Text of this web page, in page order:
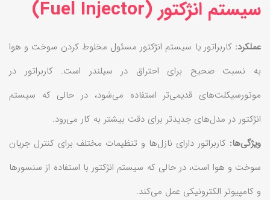
سیستم انژکتور (Fuel Injector)
عملکرد: کاربراتور یا سیستم انژکتور مسئول مخلوط کردن سوخت و هوا
به نسبت صحیح برای احتراق در سیلندر است. کاربراتور در
موتورسیکلت‌های قدیمی‌تر استفاده می‌شود، در حالی که سیستم
انژکتور در مدل‌های جدیدتر برای دقت بیشتر به کار می‌رود.
ویژگی‌ها: کاربراتور دارای نازل‌ها و تنظیمات مختلف برای کنترل جریان
سوخت و هوا است، در حالی که سیستم انژکتور با استفاده از سنسورها
و کامپیوتر الکترونیکی عمل می‌کند.